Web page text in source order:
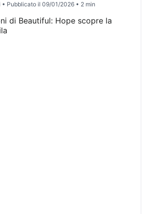
• Pubblicato il09/01/2026 • 2 min